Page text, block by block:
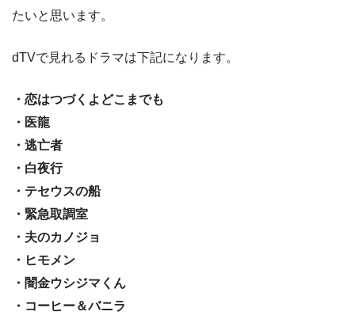
たいと思います。
dTVで見れるドラマは下記になります。
・恋はつづくよどこまでも
・医龍
・逃亡者
・白夜行
・テセウスの船
・緊急取調室
・夫のカノジョ
・ヒモメン
・闇金ウシジマくん
・コーヒー＆バニラ